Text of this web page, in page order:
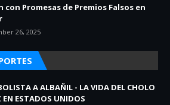
con Promesas de Premios Falsos en
26, 2025
A ALBAÑIL - LA VIDA DEL CHOLO
EN ESTADOS UNIDOS